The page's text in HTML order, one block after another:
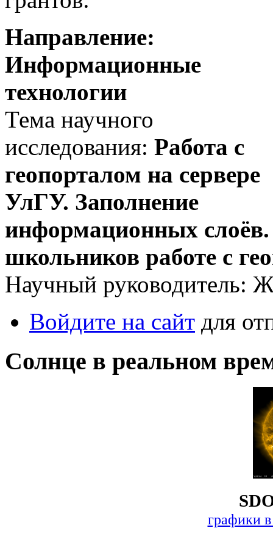
Направление:
Информационные
технологии
Тема научного
исследования: Работа с
геопорталом на сервере
УлГУ. Заполнение
информационных слоёв.
школьников работе с
Научный руководитель:
Войдите на сайт для
Солнце в реальном
графики